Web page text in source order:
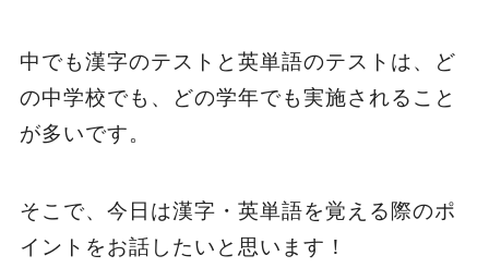
中でも漢字のテストと英単語のテストは、ど
の中学校でも、どの学年でも実施されること
が多いです。
そこで、今日は漢字・英単語を覚える際のポ
イントをお話したいと思います！